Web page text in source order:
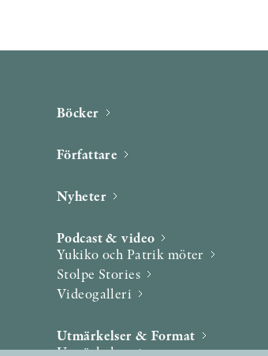
Böcker
Författare
Nyheter
Podcast & video
Yukiko och Patrik möter
Stolpe Stories
Videogalleri
Utmärkelser & Format
Utmärkelser